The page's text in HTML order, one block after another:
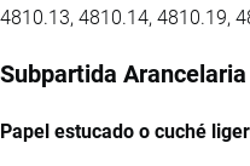
4810.13, 4810.14, 4810.19,
Subpartida
Papel estucado o cuché